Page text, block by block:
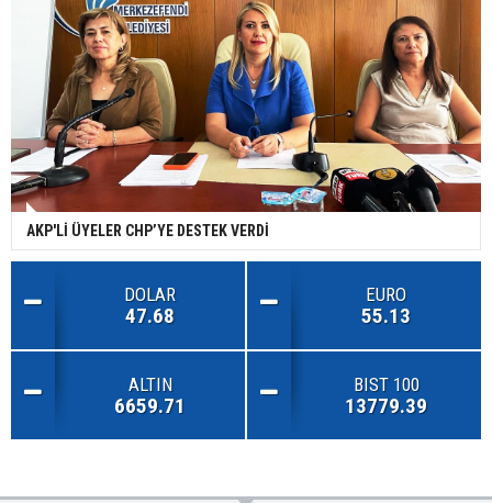
AKP'Lİ ÜYELER CHP’YE DESTEK VERDİ
DOLAR
47.68
EURO
55.13
ALTIN
6659.71
BIST 100
13779.39